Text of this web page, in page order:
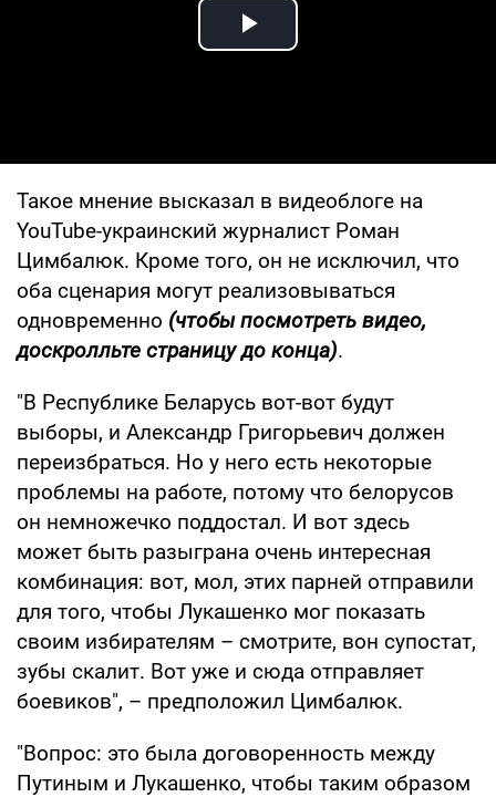
Play Video
Такое мнение высказал в видеоблоге на
YouTube-украинский журналист Роман
Цимбалюк. Кроме того, он не исключил, что
оба сценария могут реализовываться
одновременно (чтобы посмотреть видео,
доскролльте страницу до конца).
"В Республике Беларусь вот-вот будут
выборы, и Александр Григорьевич должен
переизбраться. Но у него есть некоторые
проблемы на работе, потому что белорусов
он немножечко поддостал. И вот здесь
может быть разыграна очень интересная
комбинация: вот, мол, этих парней отправили
для того, чтобы Лукашенко мог показать
своим избирателям – смотрите, вон супостат,
зубы скалит. Вот уже и сюда отправляет
боевиков", – предположил Цимбалюк.
"Вопрос: это была договоренность между
Путиным и Лукашенко, чтобы таким образом